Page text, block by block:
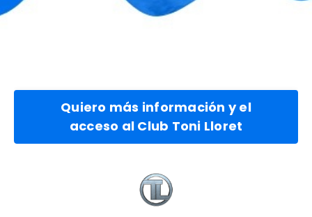
Quiero más información y el
acceso al Club Toni Lloret